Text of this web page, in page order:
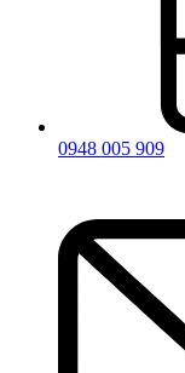
0948 005 909